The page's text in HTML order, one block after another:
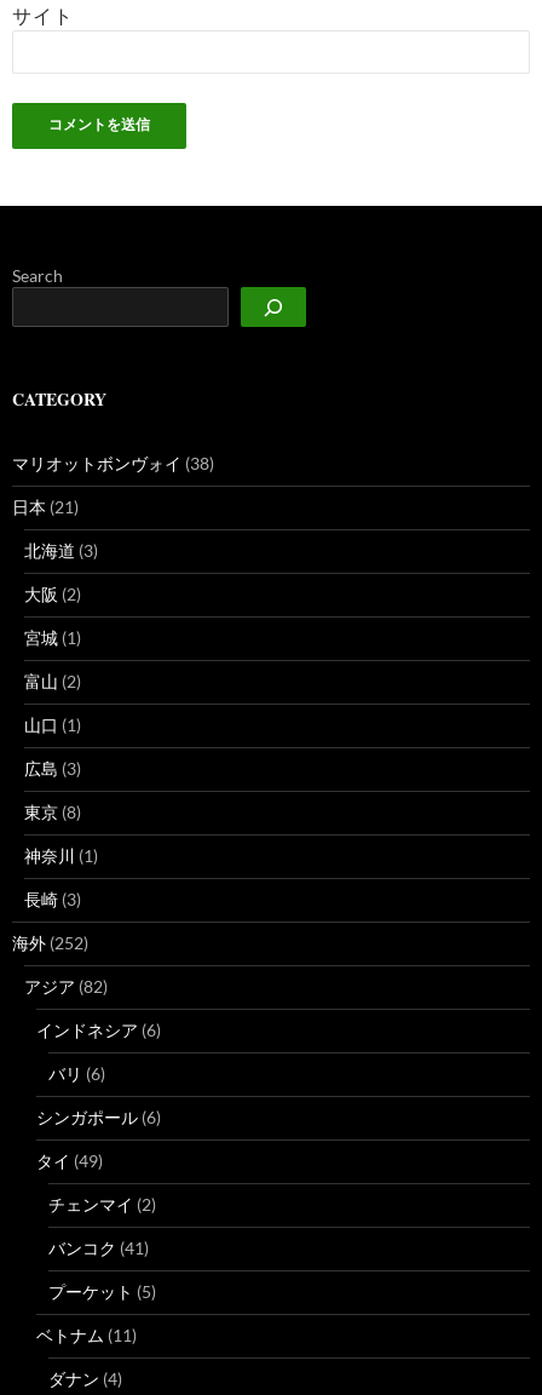
サイト
Search
CATEGORY
マリオットボンヴォイ (38)
日本 (21)
北海道 (3)
大阪 (2)
宮城 (1)
富山 (2)
山口 (1)
広島 (3)
東京 (8)
神奈川 (1)
長崎 (3)
海外 (252)
アジア (82)
インドネシア (6)
バリ (6)
シンガポール (6)
タイ (49)
チェンマイ (2)
バンコク (41)
プーケット (5)
ベトナム (11)
ダナン (4)